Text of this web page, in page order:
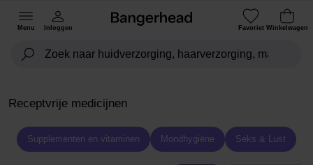
Menu Inloggen Favoriet Winkelwagen
Receptvrije medicijnen
Supplementen en vitaminen Mondhygiëne Seks & Lust